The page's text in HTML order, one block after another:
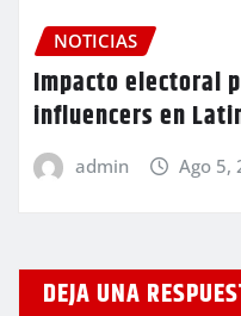
NOTICIAS
Impacto electoral
influencers en
admin Ago 5,
DEJA UNA